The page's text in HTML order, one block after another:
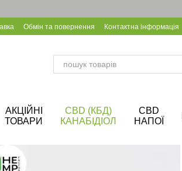
Обмін та повернення Контактна інформація
АКЦІЙНІ
ТОВАРИ
CBD (КБД)
КАНАБІДІОЛ
CBD
НАПОЇ